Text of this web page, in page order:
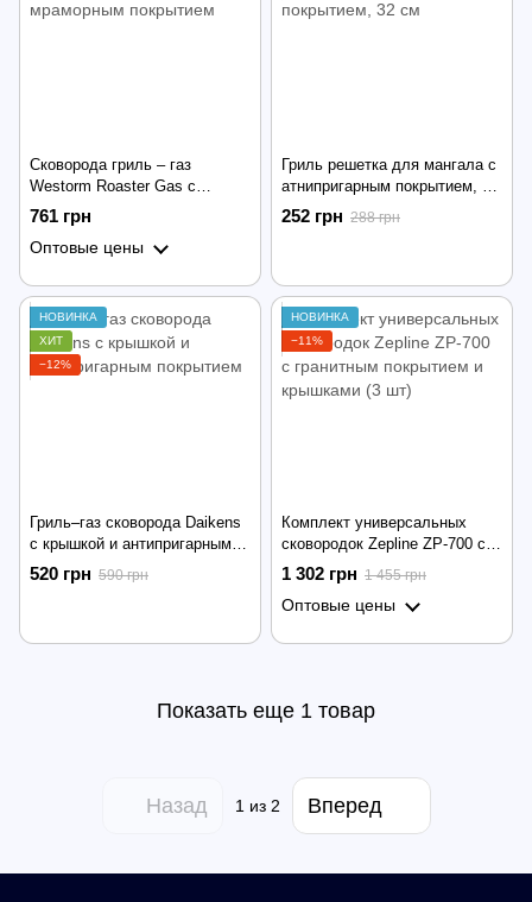
Сковорода гриль – газ
Westorm Roaster Gas с
мраморным покрытием
761 грн
Оптовые цены
Гриль решетка для мангала с
атнипригарным покрытием, 32
см
252 грн 288 грн
НОВИНКА
ХИТ
−12%
Гриль–газ сковорода Daikens
с крышкой и антипригарным
покрытием
520 грн 590 грн
НОВИНКА
−11%
Комплект универсальных
сковородок Zepline ZP-700 с
гранитным покрытием и
крышками (3 шт)
1 302 грн 1 455 грн
Оптовые цены
Показать еще 1 товар
Назад 1из 2 Вперед